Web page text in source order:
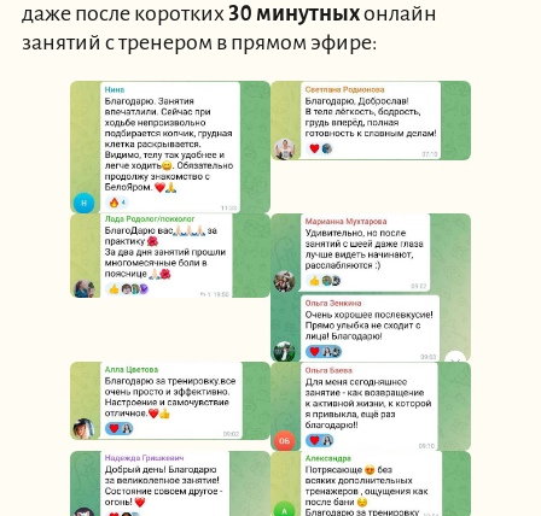
даже после коротких30 минутныхонлайн
занятий с тренером в прямом эфире: